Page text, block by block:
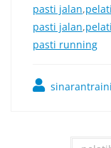
pasti jalan,
pasti jalan,
pasti running